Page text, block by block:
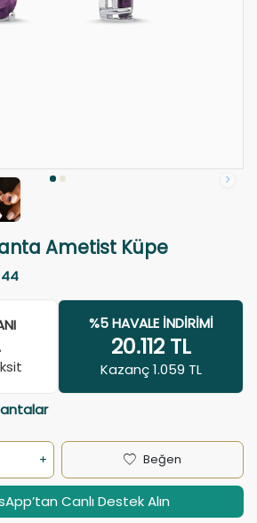
Ametist Küpe
%5 HAVALE İNDIRIMI
20.112 TL
Kazanç 1.059 TL
Beğen
Canlı Destek Alın